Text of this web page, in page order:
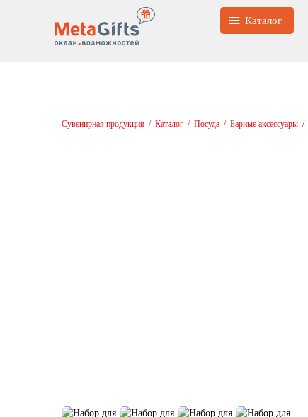
Каталог
Сувенирная продукция / Каталог / Посуда / Барные аксессуары /